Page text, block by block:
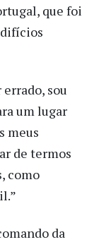
que foi
sou
um lugar
meus
de termos
como
da